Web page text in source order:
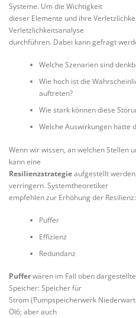
Systeme. Um die Wichtigkeit
dieser Elemente und ihre
Verletzlichkeitsanalyse
durchführen. Dabei kann gefragt
Welche Szenarien sind
Wie hoch ist die
auftreten?
Wie stark können diese
Welche Auswirkungen hätte
Wenn wir wissen, an welchen Stellen
kann eine
Resilienzstrategieaufgestellt
verringern. Systemtheoretiker
empfehlen zur Erhöhung der Resilienz:
Puffer
Effizienz
Redundanz
Pufferwären im Fall oben
Speicher: Speicher für
Strom (Pumpspeicherwerk
Öl6; aber auch